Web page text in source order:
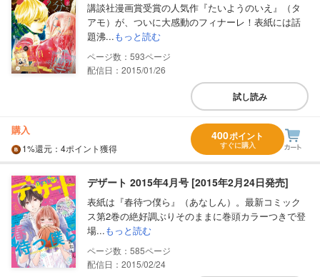
講談社漫画賞受賞の人気作『たいようのいえ』（タ
アモ）が、ついに大感動のフィナーレ！表紙には話
題沸...もっと読む
593
配信日：2015/01/26
試し読み
購入
1%還元 ：4ポイント獲得
400ポイント
すぐに購入
デザート 2015年4月号 [2015年2月24日発売]
表紙は『春待つ僕ら』（あなしん）。最新コミック
ス第2巻の絶好調ぶりそのままに巻頭カラーつきで登
場...もっと読む
585
配信日：2015/02/24